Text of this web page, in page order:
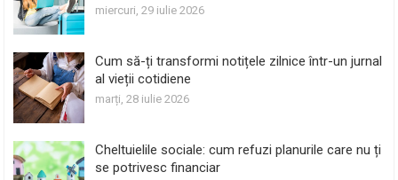
miercuri, 29 iulie 2026
Cum să-ți transformi notițele zilnice într-un jurnal
al vieții cotidiene
marți, 28 iulie 2026
Cheltuielile sociale: cum refuzi planurile care nu ți
se potrivesc financiar